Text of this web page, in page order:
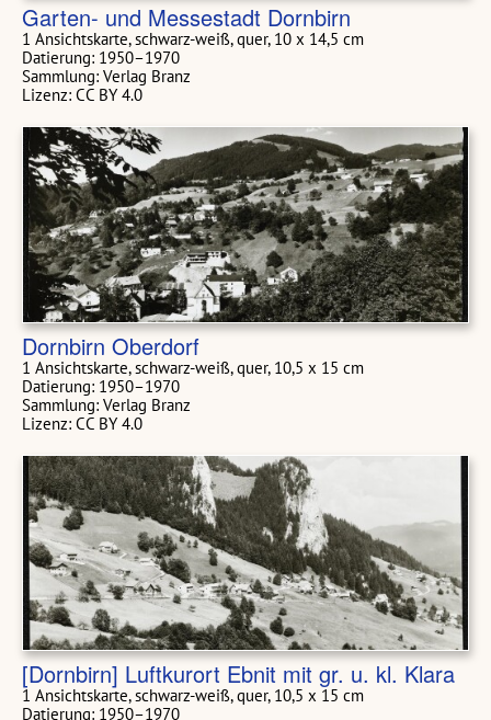
Garten- und Messestadt Dornbirn
1 Ansichtskarte, schwarz-weiß, quer, 10 x 14,5 cm
Datierung: 1950–1970
Sammlung: Verlag Branz
Lizenz: CC BY 4.0
Dornbirn Oberdorf
1 Ansichtskarte, schwarz-weiß, quer, 10,5 x 15 cm
Datierung: 1950–1970
Sammlung: Verlag Branz
Lizenz: CC BY 4.0
[Dornbirn] Luftkurort Ebnit mit gr. u. kl. Klara
1 Ansichtskarte, schwarz-weiß, quer, 10,5 x 15 cm
Datierung: 1950–1970